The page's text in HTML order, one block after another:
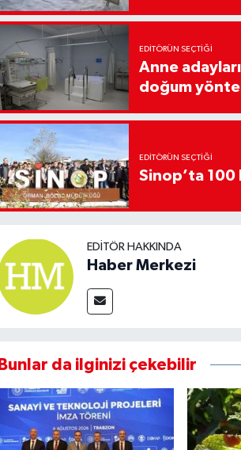
EDITÖRÜN SEÇTIĞI
Anne
doğum
EDITÖRÜN SEÇTIĞI
Sinop’ta
EDITÖR HAKKINDA
Haber Merkezi
Bunlar da ilginizi çekebilir